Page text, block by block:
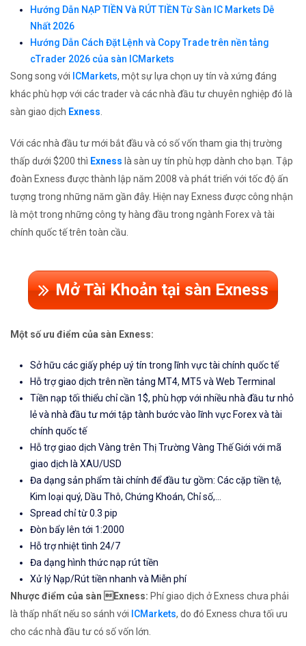
Hướng Dẫn NẠP TIỀN Và RÚT TIỀN Từ Sàn IC Markets Dễ
Nhất 2026
Hướng Dẫn Cách Đặt Lệnh và Copy Trade trên nền tảng
cTrader 2026 của sàn ICMarkets
Song song với ICMarkets, một sự lựa chọn uy tín và xứng đáng
khác phù hợp với các trader và các nhà đầu tư chuyên nghiệp đó là
sàn giao dịch Exness.
Với các nhà đầu tư mới bắt đầu và có số vốn tham gia thị trường
thấp dưới $200 thì Exness là sàn uy tín phù hợp dành cho bạn. Tập
đoàn Exness được thành lập năm 2008 và phát triển với tốc độ ấn
tượng trong những năm gần đây. Hiện nay Exness được công nhận
là một trong những công ty hàng đầu trong ngành Forex và tài
chính quốc tế trên toàn cầu.
Mở Tài Khoản tại sàn Exness
Một số ưu điểm của sàn Exness:
Sở hữu các giấy phép uý tín trong lĩnh vực tài chính quốc tế
Hỗ trợ giao dịch trên nền tảng MT4, MT5 và Web Terminal
Tiền nạp tối thiểu chỉ cần 1$, phù hợp với nhiều nhà đầu tư nhỏ
lẻ và nhà đầu tư mới tập tành bước vào lĩnh vực Forex và tài
chính quốc tế
Hỗ trợ giao dịch Vàng trên Thị Trường Vàng Thế Giới với mã
giao dịch là XAU/USD
Đa dạng sản phẩm tài chính để đầu tư gồm: Các cặp tiền tệ,
Kim loại quý, Dầu Thô, Chứng Khoán, Chỉ số,...
Spread chỉ từ 0.3 pip
Đòn bẩy lên tới 1:2000
Hỗ trợ nhiệt tình 24/7
Đa dạng hình thức nạp rút tiền
Xử lý Nạp/Rút tiền nhanh và Miễn phí
Nhược điểm của sàn Exness: Phí giao dịch ở Exness chưa phải
là thấp nhất nếu so sánh với ICMarkets, do đó Exness chưa tối ưu
cho các nhà đầu tư có số vốn lớn.